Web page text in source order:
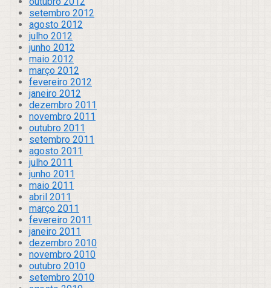
setembro 2012
agosto 2012
julho 2012
junho 2012
maio 2012
março 2012
fevereiro 2012
janeiro 2012
dezembro 2011
novembro 2011
outubro 2011
setembro 2011
agosto 2011
julho 2011
junho 2011
maio 2011
abril 2011
março 2011
fevereiro 2011
janeiro 2011
dezembro 2010
novembro 2010
outubro 2010
setembro 2010